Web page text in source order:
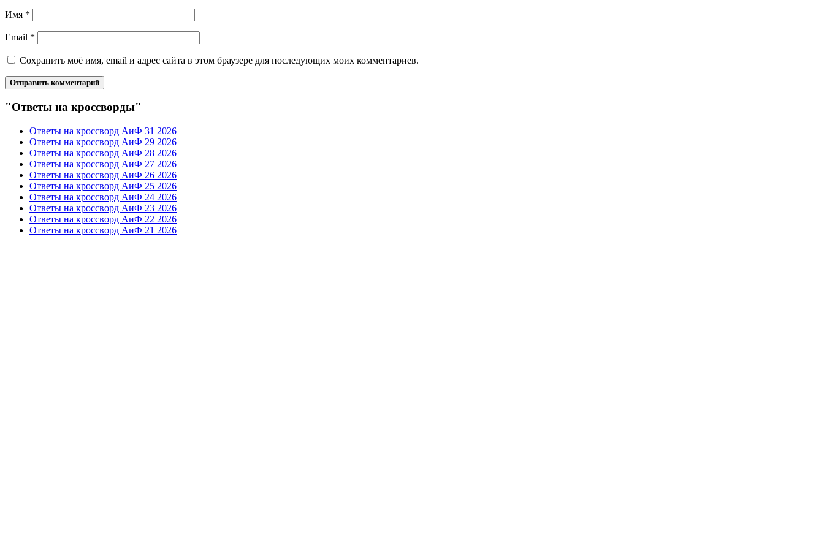
Имя *
Email *
Сохранить моё имя, email и адрес сайта в этом браузере для последующих моих комментариев.
"Ответы на кроссворды"
Ответы на кроссворд АиФ 31 2026
Ответы на кроссворд АиФ 29 2026
Ответы на кроссворд АиФ 28 2026
Ответы на кроссворд АиФ 27 2026
Ответы на кроссворд АиФ 26 2026
Ответы на кроссворд АиФ 25 2026
Ответы на кроссворд АиФ 24 2026
Ответы на кроссворд АиФ 23 2026
Ответы на кроссворд АиФ 22 2026
Ответы на кроссворд АиФ 21 2026